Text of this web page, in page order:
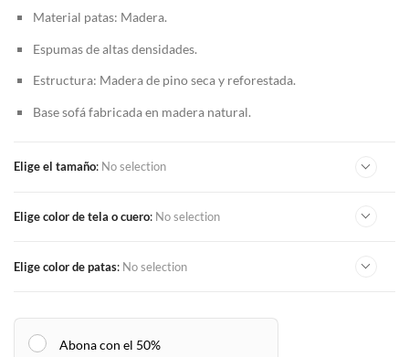
Material patas: Madera.
Espumas de altas densidades.
Estructura: Madera de pino seca y reforestada.
Base sofá fabricada en madera natural.
Elige el tamaño: No selection
Elige color de tela o cuero: No selection
Elige color de patas: No selection
Abona con el 50%